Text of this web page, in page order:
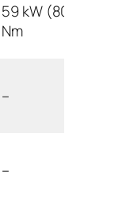
59 kW (80 PS) / 141
Nm
–
–